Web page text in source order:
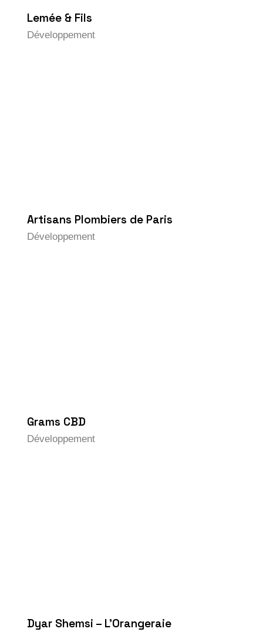
Lemée & Fils
Développement
Artisans Plombiers de Paris
Développement
Grams CBD
Développement
Dyar Shemsi – L’Orangeraie